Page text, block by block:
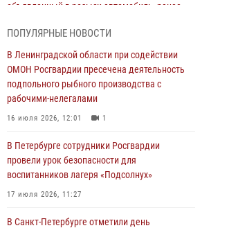
объявленный в розыск автомобиль, ранее
Ленобласти
04 августа 2026, 14:05
В Зеленогорске сотрудники Росгвардии, став
очевидцами серьезного ДТП, вызвали на
пострадавшим
03 августа 2026, 14:15 3 1
03 августа 2026, 13:26 5
ПОПУЛЯРНЫЕ НОВОСТИ
В Ленинградской области при содействии
ОМОН Росгвардии пресечена деятельность
подпольного рыбного производства с
рабочими-нелегалами
16 июля 2026, 12:01 1
В Петербурге сотрудники Росгвардии
провели урок безопасности для
воспитанников лагеря «Подсолнух»
17 июля 2026, 11:27
В Санкт-Петербурге отметили день